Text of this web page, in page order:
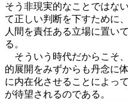
そう非現実的なことではな
て正しい判断を下すために
人間を責任ある立場に置い
る。
そういう時代だからこそ
的展開をみずからも丹念に
に内在化させることによっ
が待望されるのである。